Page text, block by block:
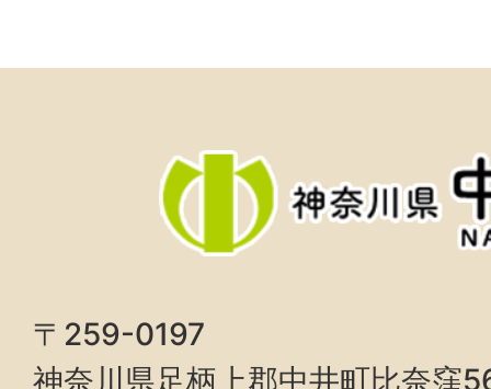
〒259-0197
神奈川県足柄上郡中井町比奈窪